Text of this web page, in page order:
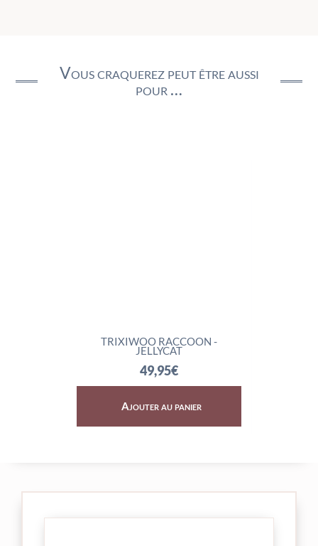
Vous craquerez peut être aussi
pour …
TRIXIWOO RACCOON -
JELLYCAT
49,95€
Ajouter au panier